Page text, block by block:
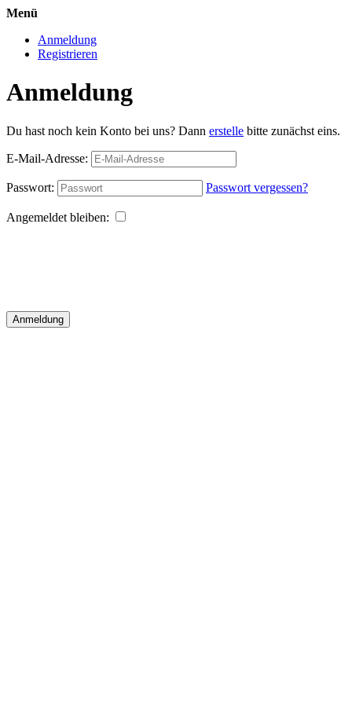
Menü
Anmeldung
Registrieren
Anmeldung
Du hast noch kein Konto bei uns? Dann erstelle bitte zunächst eins.
E-Mail-Adresse:
Passwort: Passwort vergessen?
Angemeldet bleiben:
Anmeldung